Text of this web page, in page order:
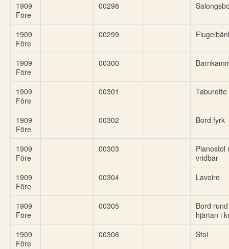
1909
Före
00298
1909
Före
00299
1909
Före
00300
1909
Före
00301 Taburette
1909
Före
00302 Bord fyrk
1909
Före
00303
Pianostol
vridbar
1909
Före
00304 Lavoire
1909
Före
00305
Bord
hjärtan i
1909
Före
00306 Stol